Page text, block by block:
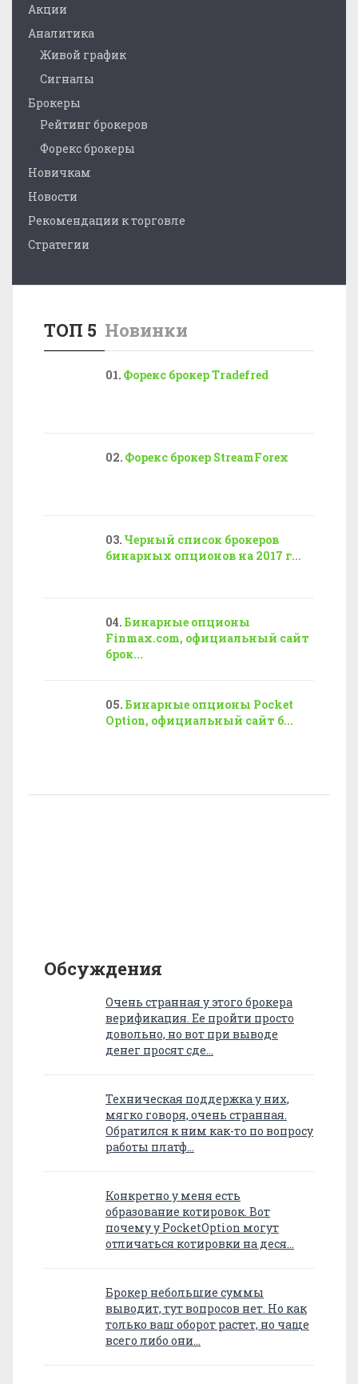
Акции
Аналитика
Живой график
Сигналы
Брокеры
Рейтинг брокеров
Форекс брокеры
Новичкам
Новости
Рекомендации к торговле
Стратегии
ТОП 5 Новинки
Форекс брокер Tradefred
Форекс брокер StreamForex
Черный список брокеров
бинарных опционов на 2017 г...
Бинарные опционы
Finmax.com, официальный сайт
брок...
Бинарные опционы Pocket
Option, официальный сайт б...
Обсуждения
Очень странная у этого брокера
верификация. Ее пройти просто
довольно, но вот при выводе
денег просят сде…
Техническая поддержка у них,
мягко говоря, очень странная.
Обратился к ним как-то по вопросу
работы платф…
Конкретно у меня есть
образование котировок. Вот
почему у PocketOption могут
отличаться котировки на деся…
Брокер небольшие суммы
выводит, тут вопросов нет. Но как
только ваш оборот растет, но чаще
всего либо они…